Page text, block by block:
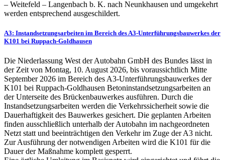
– Weitefeld – Langenbach b. K. nach Neunkhausen und umgekehrt
werden entsprechend ausgeschildert.
A3: Instandsetzungsarbeiten im Bereich des A3-Unterführungsbauwerkes der
K101 bei Ruppach-Goldhausen
Die Niederlassung West der Autobahn GmbH des Bundes lässt in
der Zeit von Montag, 10. August 2026, bis voraussichtlich Mitte
September 2026 im Bereich des A3-Unterführungsbauwerkes der
K101 bei Ruppach-Goldhausen Betoninstandsetzungsarbeiten an
der Unterseite des Brückenbauwerkes ausführen. Durch die
Instandsetzungsarbeiten werden die Verkehrssicherheit sowie die
Dauerhaftigkeit des Bauwerkes gesichert. Die geplanten Arbeiten
finden ausschließlich unterhalb der Autobahn im nachgeordneten
Netzt statt und beeinträchtigen den Verkehr im Zuge der A3 nicht.
Zur Ausführung der notwendigen Arbeiten wird die K101 für die
Dauer der Maßnahme komplett gesperrt.